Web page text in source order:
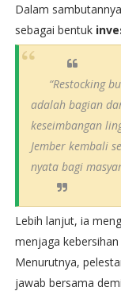
Dalam
sebagai bentuk
“Restocking
adalah bagian
keseimbangan
Jember kembali
nyata bagi
Lebih lanjut, ia
menjaga
Menurutnya,
jawab bersama